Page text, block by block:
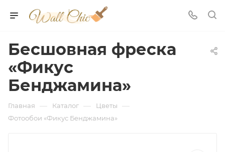
Бесшовная фреска
«Фикус
Бенджамина»
Главная — Каталог — Цветы —
Фотообои «Фикус Бенджамина»